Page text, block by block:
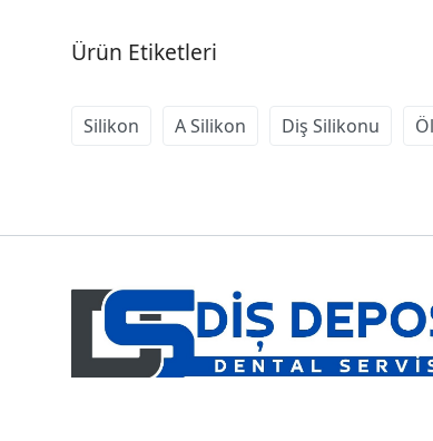
Ürün Etiketleri
Silikon A Silikon Diş Silikonu